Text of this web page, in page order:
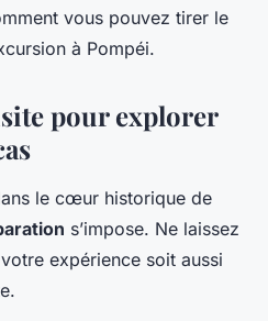
vous pouvez tirer le
à Pompéi.
pour explorer
le cœur historique de
s’impose. Ne laissez
expérience soit aussi